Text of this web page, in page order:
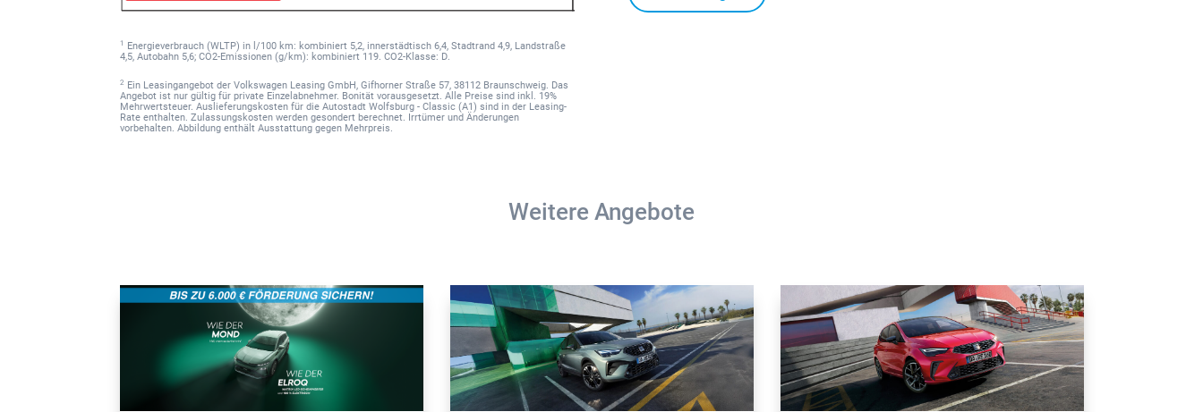
1 Energieverbrauch (WLTP) in l/100 km: kombiniert 5,2, innerstädtisch 6,4, Stadtrand 4,9, Landstraße
4,5, Autobahn 5,6; CO2-Emissionen (g/km): kombiniert 119. CO2-Klasse: D.
2 Ein Leasingangebot der Volkswagen Leasing GmbH, Gifhorner Straße 57, 38112 Braunschweig. Das
Angebot ist nur gültig für private Einzelabnehmer. Bonität vorausgesetzt. Alle Preise sind inkl. 19%
Mehrwertsteuer. Auslieferungskosten für die Autostadt Wolfsburg - Classic (A1) sind in der Leasing-
Rate enthalten. Zulassungskosten werden gesondert berechnet. Irrtümer und Änderungen
vorbehalten. Abbildung enthält Ausstattung gegen Mehrpreis.
i
v
Weitere Angebote